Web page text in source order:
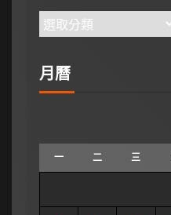
月曆
一 二 三